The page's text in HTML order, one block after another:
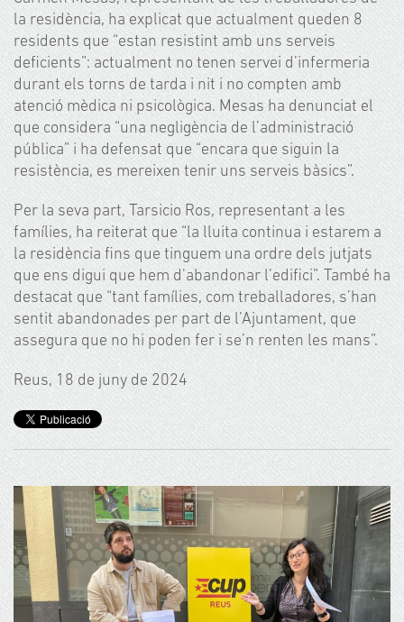
la residència, ha explicat que actualment queden 8
residents que “estan resistint amb uns serveis
deficients”: actualment no tenen servei d’infermeria
durant els torns de tarda i nit i no compten amb
atenció mèdica ni psicològica. Mesas ha denunciat el
que considera “una negligència de l’administració
pública” i ha defensat que “encara que siguin la
resistència, es mereixen tenir uns serveis bàsics”.
Per la seva part, Tarsicio Ros, representant a les
famílies, ha reiterat que “la lluita continua i estarem a
la residència fins que tinguem una ordre dels jutjats
que ens digui que hem d’abandonar l’edifici”. També ha
destacat que “tant famílies, com treballadores, s’han
sentit abandonades per part de l’Ajuntament, que
assegura que no hi poden fer i se’n renten les mans”.
Reus, 18 de juny de 2024